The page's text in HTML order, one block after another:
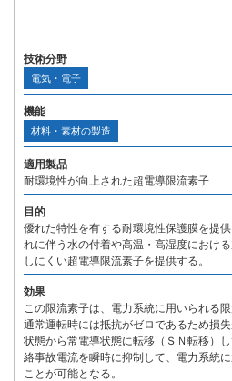
技術分野
電気・電子
機能
材料・素材の製造
適用製品
耐環境性が向上された超電導限流素子
目的
優れた特性を有する耐環境性保護膜を提
れに伴う水の付着や高温・高湿度におけ
しにくい超電導限流素子を提供する。
効果
この限流素子は、電力系統に用いられる
通常運転時には抵抗がゼロであるため損
状態から常電導状態に転移（ＳＮ転移）
絡事故電流を瞬時に抑制して、電力系統
ことが可能となる。